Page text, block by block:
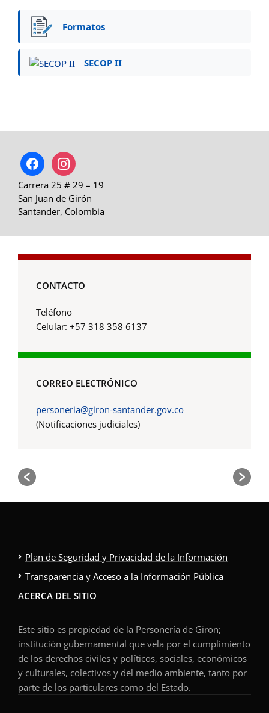
Formatos
SECOP II
facebookinstagram
Carrera 25 # 29 – 19
San Juan de Girón
Santander, Colombia
CONTACTO
Teléfono
Celular: +57 318 358 6137
CORREO ELECTRÓNICO
personeria@giron-santander.gov.co
(Notificaciones judiciales)
Plan de Seguridad y Privacidad de la Información
Transparencia y Acceso a la Información Pública
ACERCA DEL SITIO
Este sitio es propiedad de la Personería de Giron;
institución gubernamental que vela por el cumplimiento
de los derechos civiles y políticos, sociales, económicos
y culturales, colectivos y del medio ambiente, tanto por
parte de los particulares como del Estado.